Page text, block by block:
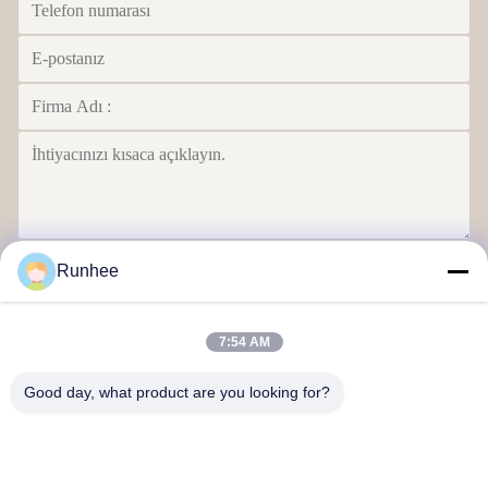
Runhee
7:54 AM
Good day, what product are you looking for?